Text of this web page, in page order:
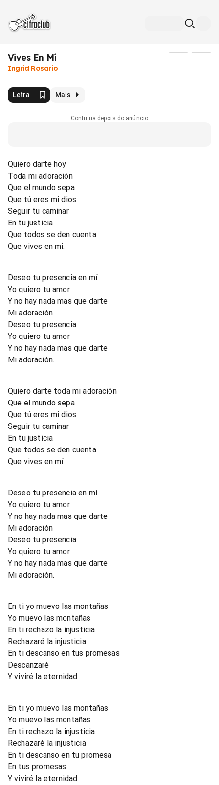
Vives En Mí
Ingrid Rosario
Letra Mais
Continua depois do anúncio
Quiero darte hoy
Toda mi adoración
Que el mundo sepa
Que tú eres mi dios
Seguir tu caminar
En tu justicia
Que todos se den cuenta
Que vives en mi.
Deseo tu presencia en mí
Yo quiero tu amor
Y no hay nada mas que darte
Mi adoración
Deseo tu presencia
Yo quiero tu amor
Y no hay nada mas que darte
Mi adoración.
Quiero darte toda mi adoración
Que el mundo sepa
Que tú eres mi dios
Seguir tu caminar
En tu justicia
Que todos se den cuenta
Que vives en mí.
Deseo tu presencia en mí
Yo quiero tu amor
Y no hay nada mas que darte
Mi adoración
Deseo tu presencia
Yo quiero tu amor
Y no hay nada mas que darte
Mi adoración.
En ti yo muevo las montañas
Yo muevo las montañas
En ti rechazo la injusticia
Rechazaré la injusticia
En ti descanso en tus promesas
Descanzaré
Y viviré la eternidad.
En ti yo muevo las montañas
Yo muevo las montañas
En ti rechazo la injusticia
Rechazaré la injusticia
En ti descanso en tu promesa
En tus promesas
Y viviré la eternidad.